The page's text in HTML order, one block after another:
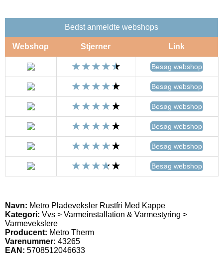
Bedst anmeldte webshops
Webshop Stjerner Link
Besøg webshop
Besøg webshop
Besøg webshop
Besøg webshop
Besøg webshop
Besøg webshop
Navn: Metro Pladeveksler Rustfri Med Kappe
Kategori: Vvs > Varmeinstallation & Varmestyring >
Varmevekslere
Producent: Metro Therm
Varenummer: 43265
EAN: 5708512046633